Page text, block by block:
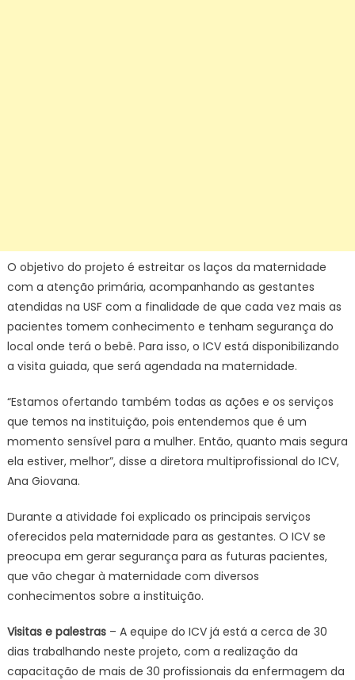
O objetivo do projeto é estreitar os laços da maternidade
com a atenção primária, acompanhando as gestantes
atendidas na USF com a finalidade de que cada vez mais as
pacientes tomem conhecimento e tenham segurança do
local onde terá o bebê. Para isso, o ICV está disponibilizando
a visita guiada, que será agendada na maternidade.
“Estamos ofertando também todas as ações e os serviços
que temos na instituição, pois entendemos que é um
momento sensível para a mulher. Então, quanto mais segura
ela estiver, melhor”, disse a diretora multiprofissional do ICV,
Ana Giovana.
Durante a atividade foi explicado os principais serviços
oferecidos pela maternidade para as gestantes. O ICV se
preocupa em gerar segurança para as futuras pacientes,
que vão chegar à maternidade com diversos
conhecimentos sobre a instituição.
Visitas e palestras – A equipe do ICV já está a cerca de 30
dias trabalhando neste projeto, com a realização da
capacitação de mais de 30 profissionais da enfermagem da